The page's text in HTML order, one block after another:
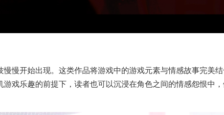
慢开始出现。这类作品将游戏中的游戏元素与情感故事完美
戏乐趣的前提下，读者也可以沉浸在角色之间的情感怨恨中